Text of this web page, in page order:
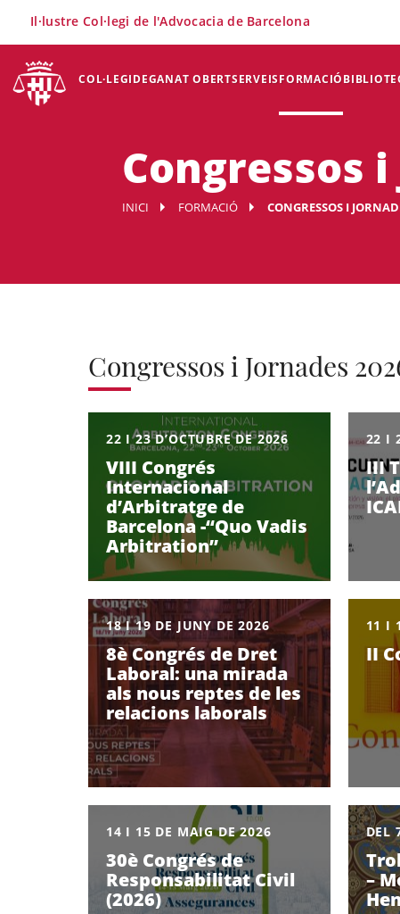
COL·LEGIDEGANAT OBERTSERVEISFORMACIÓ
Il·lustre Col·legi de l'Advocacia de Barcelona
Congressos i
INICI FORMACIÓ CONGRESSOS I
Congressos i Jornades
22 I 23 D’OCTUBRE DE 2026
VIII Congrés
Internacional
d’Arbitratge de
Barcelona -“Quo Vadis
Arbitration”
22 I
III
18 I 19 DE JUNY DE 2026
8è Congrés de Dret
Laboral: una mirada
als nous reptes de les
relacions laborals
11 I
II
14 I 15 DE MAIG DE 2026
30è Congrés de
Responsabilitat Civil
(2026)
DEL
–